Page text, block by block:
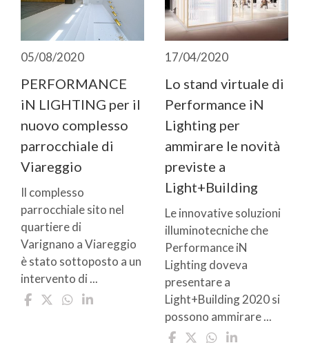
05/08/2020
PERFORMANCE
iN LIGHTING per il
nuovo complesso
parrocchiale di
Viareggio
Il complesso
parrocchiale sito nel
quartiere di
Varignano a Viareggio
è stato sottoposto a un
intervento di ...
17/04/2020
Lo stand virtuale di
Performance iN
Lighting per
ammirare le novità
previste a
Light+Building
Le innovative soluzioni
illuminotecniche che
Performance iN
Lighting doveva
presentare a
Light+Building 2020 si
possono ammirare ...